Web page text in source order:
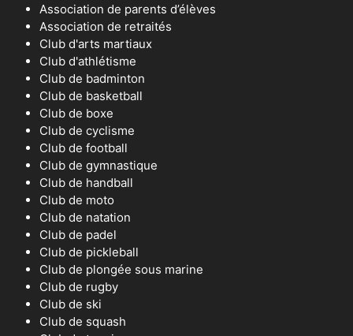
Association de parents d’élèves
Association de retraités
Club d'arts martiaux
Club d'athlétisme
Club de badminton
Club de basketball
Club de boxe
Club de cyclisme
Club de football
Club de gymnastique
Club de handball
Club de moto
Club de natation
Club de padel
Club de pickleball
Club de plongée sous marine
Club de rugby
Club de ski
Club de squash